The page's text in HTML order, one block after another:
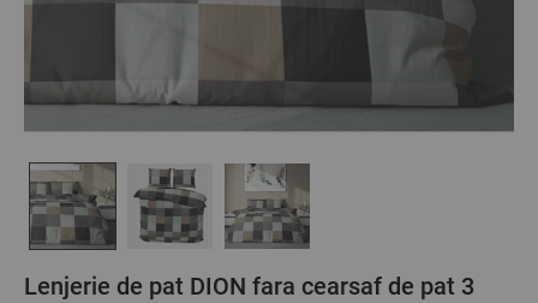
Lenjerie de pat DION fara cearsaf de pat 3